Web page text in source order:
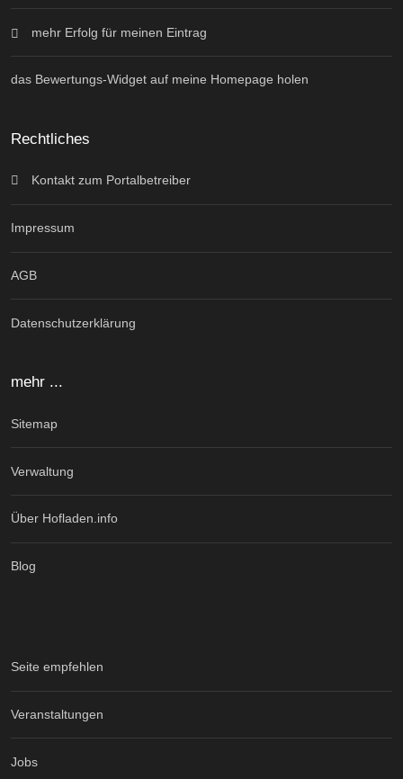
mehr Erfolg für meinen Eintrag
das Bewertungs-Widget auf meine Homepage holen
Rechtliches
Kontakt zum Portalbetreiber
Impressum
AGB
Datenschutzerklärung
mehr ...
Sitemap
Verwaltung
Über Hofladen.info
Blog
Seite empfehlen
Veranstaltungen
Jobs